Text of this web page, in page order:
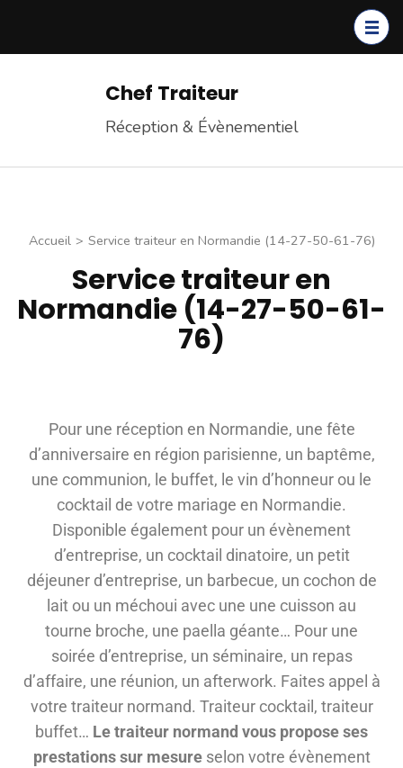
Chef Traiteur
Réception & Évènementiel
Accueil > Service traiteur en Normandie (14-27-50-61-76)
Service traiteur en
Normandie (14-27-50-61-
76)
Pour une réception en Normandie, une fête
d’anniversaire en région parisienne, un baptême,
une communion, le buffet, le vin d’honneur ou le
cocktail de votre mariage en Normandie.
Disponible également pour un évènement
d’entreprise, un cocktail dinatoire, un petit
déjeuner d’entreprise, un barbecue, un cochon de
lait ou un méchoui avec une une cuisson au
tourne broche, une paella géante… Pour une
soirée d’entreprise, un séminaire, un repas
d’affaire, une réunion, un afterwork. Faites appel à
votre traiteur normand. Traiteur cocktail, traiteur
buffet… Le traiteur normand vous propose ses
prestations sur mesureselon votre évènement